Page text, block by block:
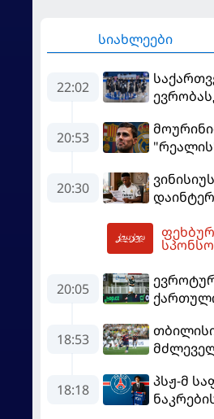
სიახლეები
22:02
20:53
20:30
20:05
18:53
18:18
პსჟ-მ